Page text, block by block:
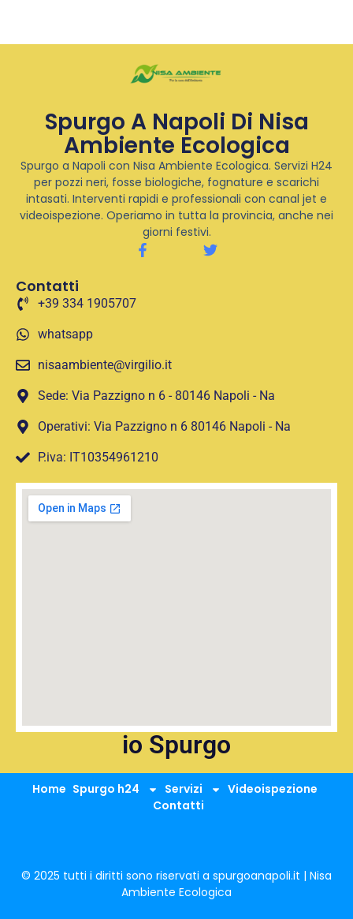
Spurgo A Napoli Di Nisa
Ambiente Ecologica
Spurgo a Napoli con Nisa Ambiente Ecologica. Servizi H24
per pozzi neri, fosse biologiche, fognature e scarichi
intasati. Interventi rapidi e professionali con canal jet e
videoispezione. Operiamo in tutta la provincia, anche nei
giorni festivi.
Contatti
+39 334 1905707
whatsapp
nisaambiente@virgilio.it
Sede: Via Pazzigno n 6 - 80146 Napoli - Na
Operativi: Via Pazzigno n 6 80146 Napoli - Na
P.iva: IT10354961210
io Spurgo
Home Spurgo h24 Servizi
Videoispezione
Contatti
© 2025 tutti i diritti sono riservati a spurgoanapoli.it | Nisa
Ambiente Ecologica